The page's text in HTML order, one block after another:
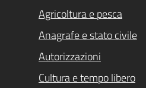
Agricoltura e pesca
Anagrafe e stato civile
Autorizzazioni
Cultura e tempo libero